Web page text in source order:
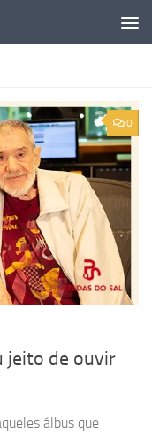
0
jeito de ouvir
álbus que